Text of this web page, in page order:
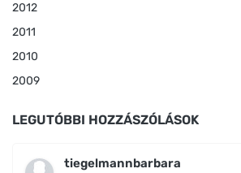
2012
2011
2010
2009
LEGUTÓBBI HOZZÁSZÓLÁSOK
tiegelmannbarbara